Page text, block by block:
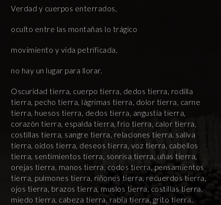
Verdad y cuerpos enterrados,
oculto entre las montañas lo trágico
movimiento y vida petrificada,
no hay un lugar para llorar.
Oscuridad tierra, cuerpo tierra, dedos tierra, rodilla
tierra, pecho tierra, lágrimas tierra, dolor tierra, carne
tierra, huesos tierra, dedos tierra, angustia tierra,
corazón tierra, espalda tierra, frío tierra, calor tierra,
costillas tierra, sangre tierra, relaciones tierra, saliva
tierra, oídos tierra, deseos tierra, voz tierra, cabellos
tierra, sentimientos tierra, sonrisa tierra, uñas tierra,
orejas tierra, manos tierra, codos tierra, pensamientos
tierra, pulmones tierra, riñones tierra, recuerdos tierra,
ojos tierra, brazos tierra, muslos tierra, costillas tierra,
miedo tierra, cabeza tierra, rabia tierra, grito tierra.